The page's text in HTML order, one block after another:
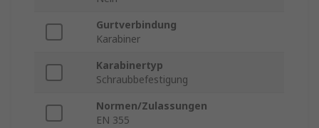
Gurtverbindung
Karabiner
Karabinertyp
Schraubbefestigung
Normen/Zulassungen
EN 355